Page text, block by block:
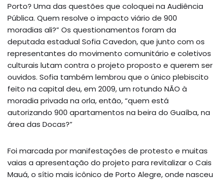
Porto? Uma das questões que coloquei na Audiência
Pública. Quem resolve o impacto viário de 900
moradias ali?” Os questionamentos foram da
deputada estadual Sofia Cavedon, que junto com os
representantes do movimento comunitário e coletivos
culturais lutam contra o projeto proposto e querem ser
ouvidos. Sofia também lembrou que o único plebiscito
feito na capital deu, em 2009, um rotundo NÃO à
moradia privada na orla, então, “quem está
autorizando 900 apartamentos na beira do Guaíba, na
área das Docas?”
Foi marcada por manifestações de protesto e muitas
vaias a apresentação do projeto para revitalizar o Cais
Mauá, o sítio mais icônico de Porto Alegre, onde nasceu